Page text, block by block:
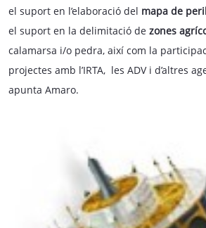
el suport en l’elaboració del mapa de
el suport en la delimitació de zones
calamarsa i/o pedra, així com la
projectes amb l’IRTA, les ADV i d’altres
apunta Amaro.